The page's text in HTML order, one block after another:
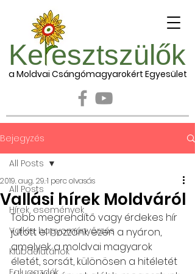
Ke esztszülők
a Moldvai Csángómagyarokért Egyesület
Bejegyzés
All Posts
Hírek, események
Vallás, hagyományőrzés
Klubdélutánok
All Posts
Vallási hírek Moldváról
2019. aug. 29.1 perc olvasás
Több megrendítő vagy érdekes hír
jutott el hozzánk ezen a nyáron,
amelyek a moldvai magyarok
életét, sorsát, különösen a hitéletét